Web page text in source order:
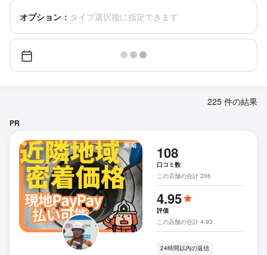
オプション： タイプ選択後に指定できます
225 件の結果
PR
108
口コミ数
この店舗の合計 206
4.95
評価
この店舗の合計 4.93
24時間以内の返信